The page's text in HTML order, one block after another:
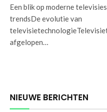
Een blik op moderne
trendsDe evolutie van
afgelopen…
NIEUWE BERICHTEN